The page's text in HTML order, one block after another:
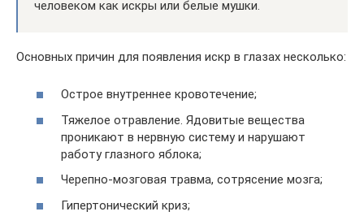
человеком как искры или белые мушки.
Основных причин для появления искр в глазах несколько:
Острое внутреннее кровотечение;
Тяжелое отравление. Ядовитые вещества
проникают в нервную систему и нарушают
работу глазного яблока;
Черепно-мозговая травма, сотрясение мозга;
Гипертонический криз;